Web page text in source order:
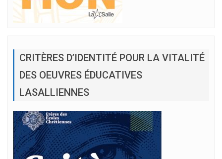
CRITÈRES D’IDENTITÉ POUR LA VITALITÉ
DES OEUVRES ÉDUCATIVES
LASALLIENNES